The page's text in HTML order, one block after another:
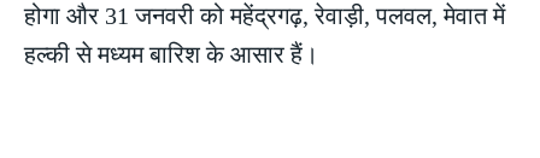
होगा और 31 जनवरी को महेंद्रगढ़, रेवाड़ी, पलवल, मेवात में
हल्की से मध्यम बारिश के आसार हैं।